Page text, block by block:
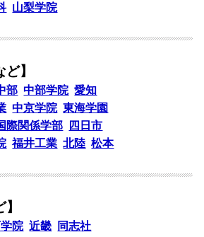
山梨学院
】
部 中部学院 愛知
中京学院 東海学園
際関係学部
四日市
福井工業 北陸 松本
院 近畿
同志社